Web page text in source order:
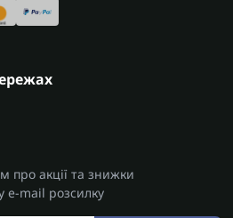
про акції та знижки
e-mail розсилку